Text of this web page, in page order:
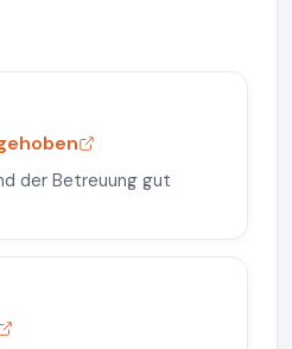
der Betreuung gut